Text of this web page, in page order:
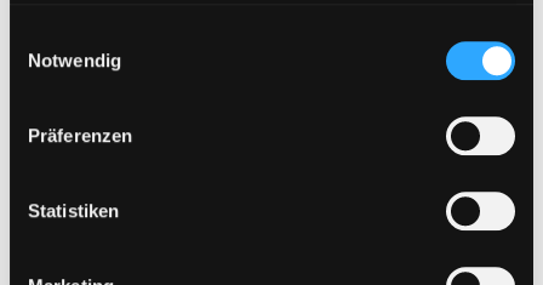
Cookies von Drittanbietern, eine Verarbeitung in
unsicheren Drittländern (Länder außerhalb des EWR
ohne adäquates Datenschutzniveau) stattfinden kann. In
diesem Zusammenhang können aktuell Risiken für
Eine Verarbeitung durch solche Cookies oder Dienste
erfolgt nur, wenn Sie die jeweilige Einwilligung erteilen
Notwendig
Präferenzen
Statistiken
Status: